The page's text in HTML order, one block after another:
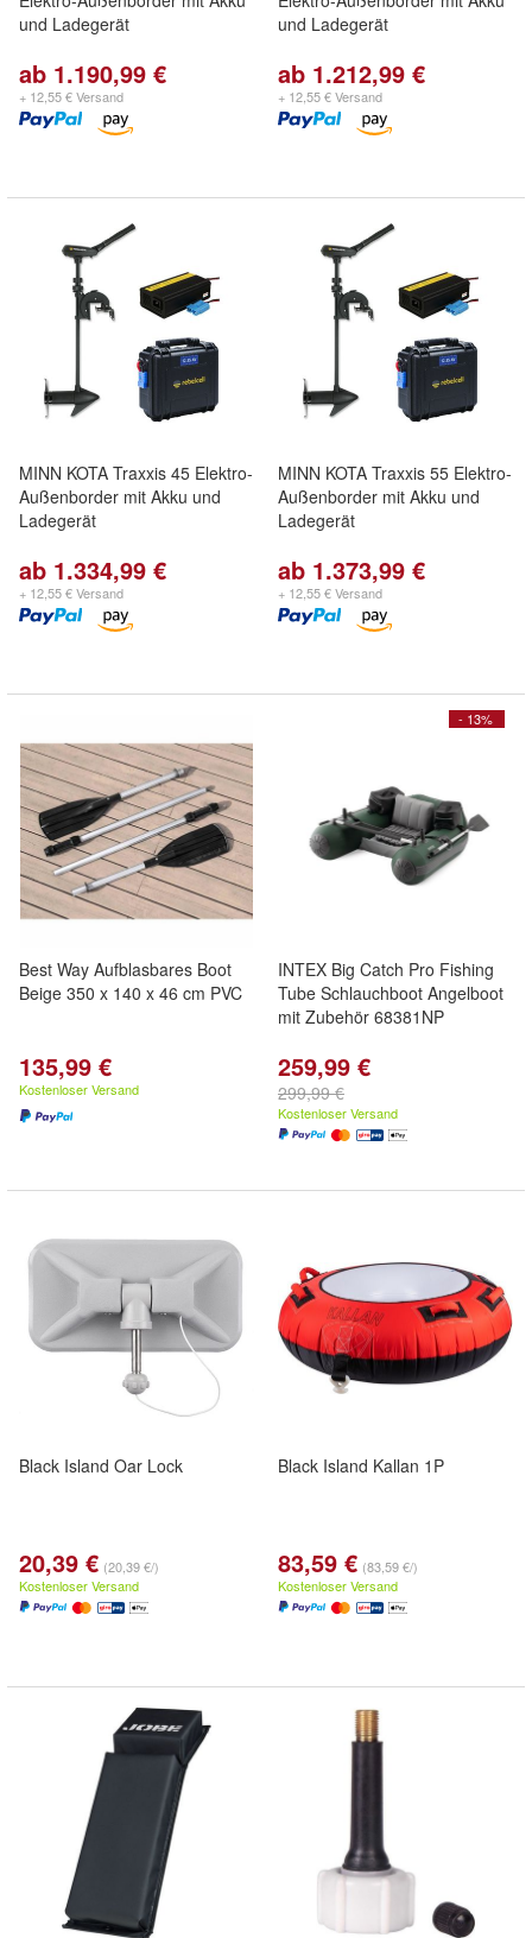
und Ladegerät
ab 1.190,99 €
+ 12,55 € Versand
und Ladegerät
ab 1.212,99 €
+ 12,55 € Versand
MINN KOTA Traxxis 45 Elektro-
Außenborder mit Akku und
Ladegerät
ab 1.334,99 €
+ 12,55 € Versand
MINN KOTA Traxxis 55 Elektro-
Außenborder mit Akku und
Ladegerät
ab 1.373,99 €
+ 12,55 € Versand
Best Way Aufblasbares Boot
Beige 350 x 140 x 46 cm PVC
135,99 €
Kostenloser Versand
- 13%
INTEX Big Catch Pro Fishing
Tube Schlauchboot Angelboot
mit Zubehör 68381NP
259,99 €
299,99 €
Kostenloser Versand
Black Island Oar Lock
20,39 € (20,39 €/)
Kostenloser Versand
Black Island Kallan 1P
83,59 € (83,59 €/)
Kostenloser Versand